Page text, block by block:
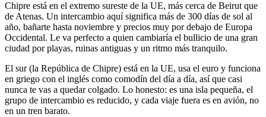
Chipre está en el extremo sureste de la UE, más cerca de Beirut que
de Atenas. Un intercambio aquí significa más de 300 días de sol al
año, bañarte hasta noviembre y precios muy por debajo de Europa
Occidental. Le va perfecto a quien cambiaría el bullicio de una gran
ciudad por playas, ruinas antiguas y un ritmo más tranquilo.
El sur (la República de Chipre) está en la UE, usa el euro y funciona
en griego con el inglés como comodín del día a día, así que casi
nunca te vas a quedar colgado. Lo honesto: es una isla pequeña, el
grupo de intercambio es reducido, y cada viaje fuera es en avión, no
en un tren barato.